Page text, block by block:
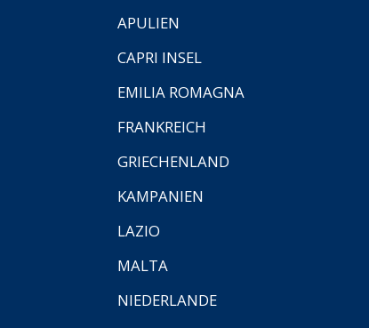
APULIEN
CAPRI INSEL
EMILIA ROMAGNA
FRANKREICH
GRIECHENLAND
KAMPANIEN
LAZIO
MALTA
NIEDERLANDE